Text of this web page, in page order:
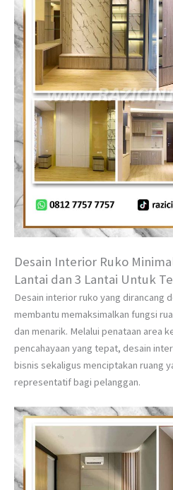
Desain Interior Ruko
Lantai dan 3 Lantai Untuk
Desain interior ruko yang dirancang
membantu memaksimalkan fungsi
dan menarik. Melalui penataan area
pencahayaan yang tepat, desain
bisnis sekaligus menciptakan ruang
representatif bagi pelanggan.